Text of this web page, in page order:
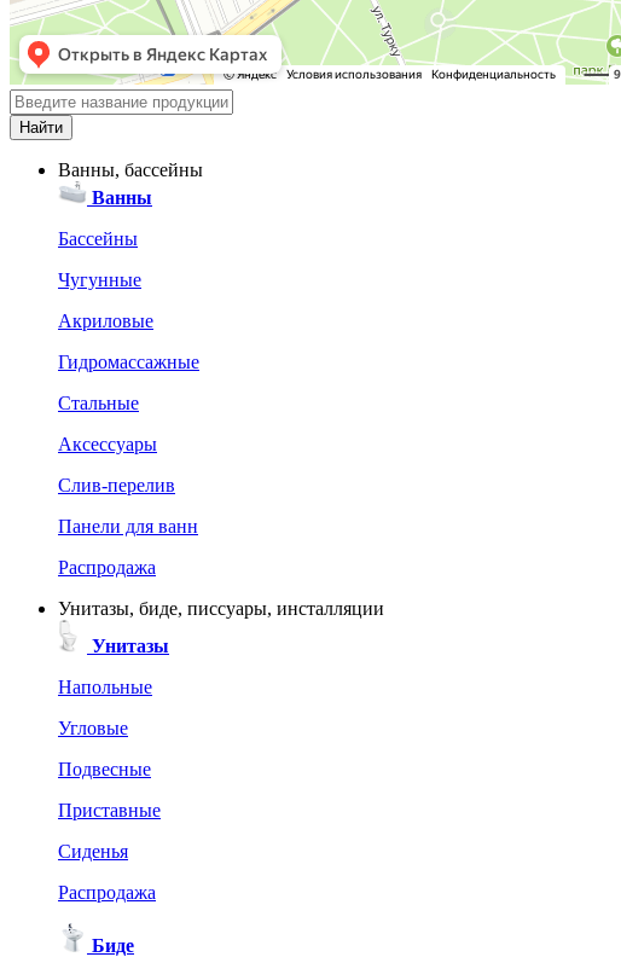
Ванны, бассейны
Ванны
Бассейны
Чугунные
Акриловые
Гидромассажные
Стальные
Аксессуары
Слив-перелив
Панели для ванн
Распродажа
Унитазы, биде, писсуары, инсталляции
Унитазы
Напольные
Угловые
Подвесные
Приставные
Сиденья
Распродажа
Биде